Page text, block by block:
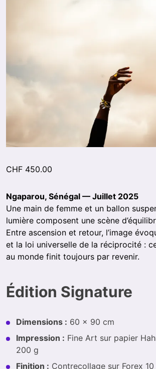
CHF 450.00
Ngaparou, Sénégal — Juillet 2025
Une main de femme et un ballon
lumière composent une scène
Entre ascension et retour, l’image
et la loi universelle de la réciprocité :
au monde finit toujours par revenir.
Édition Signature
Dimensions : 60 × 90 cm
Impression : Fine Art sur papier
200 g
Finition : Contrecollage sur Forex 10